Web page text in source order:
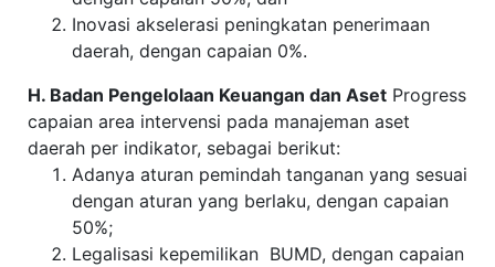
Inovasi akselerasi peningkatan penerimaan
daerah, dengan capaian 0%.
H. Badan Pengelolaan Keuangan dan Aset Progress
capaian area intervensi pada manajeman aset
daerah per indikator, sebagai berikut:
Adanya aturan pemindah tanganan yang sesuai
dengan aturan yang berlaku, dengan capaian
50%;
Legalisasi kepemilikan BUMD, dengan capaian